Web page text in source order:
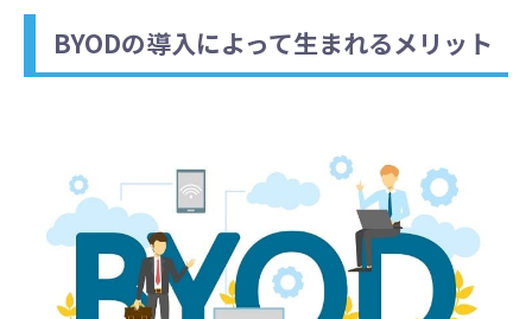
BYODの導入によって生まれるメリット